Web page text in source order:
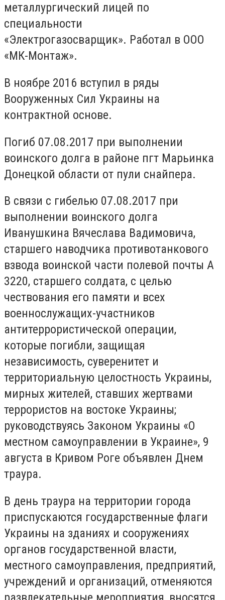
металлургический лицей по
специальности
«Электрогазосварщик». Работал в ООО
«МК-Монтаж».
В ноябре 2016 вступил в ряды
Вооруженных Сил Украины на
контрактной основе.
Погиб 07.08.2017 при выполнении
воинского долга в районе пгт Марьинка
Донецкой области от пули снайпера.
В связи с гибелью 07.08.2017 при
выполнении воинского долга
Иванушкина Вячеслава Вадимовича,
старшего наводчика противотанкового
взвода воинской части полевой почты А
3220, старшего солдата, с целью
чествования его памяти и всех
военнослужащих-участников
антитеррористической операции,
которые погибли, защищая
независимость, суверенитет и
территориальную целостность Украины,
мирных жителей, ставших жертвами
террористов на востоке Украины;
руководствуясь Законом Украины «О
местном самоуправлении в Украине», 9
августа в Кривом Роге объявлен Днем
траура.
В день траура на территории города
приспускаются государственные флаги
Украины на зданиях и сооружениях
органов государственной власти,
местного самоуправления, предприятий,
учреждений и организаций, отменяются